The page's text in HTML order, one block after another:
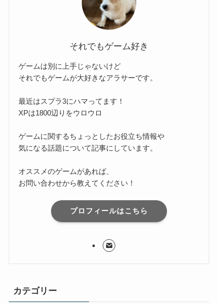
それでもゲーム好き
ゲームは別に上手じゃないけど
それでもゲームが大好きなアラサーです。
最近はスプラ3にハマってます！
XPは1800辺りをウロウロ
ゲームに関するちょっとしたお役立ち情報や
気になる話題について記事にしています。
オススメのゲームがあれば、
お問い合わせから教えてください！
プロフィールはこちら
カテゴリー